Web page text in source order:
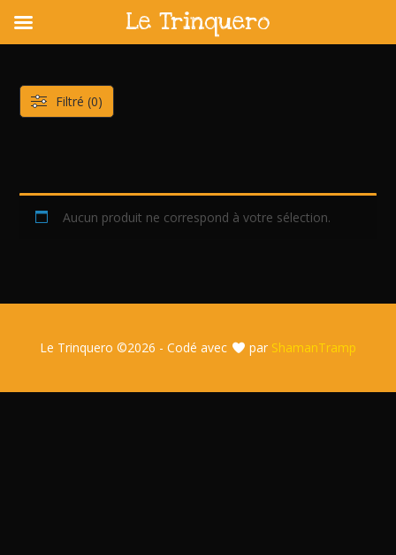
content
Aucun produit ne correspond à votre sélection.
Filtré (0)
Le Trinquero ©2026 - Codé avec par ShamanTramp
Le Trinquero